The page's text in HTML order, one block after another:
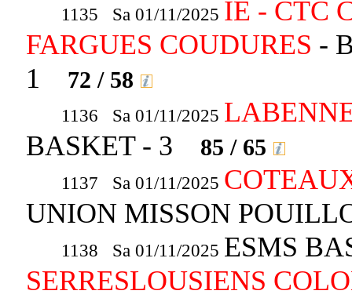
1135 Sa 01/11/2025 IE - CTC
FARGUES COUDURES -
1
72 / 58
1136 Sa 01/11/2025
BASKET - 3
85 / 65
1137 Sa 01/11/2025
UNION MISSON
1138 Sa 01/11/2025 ESMS
SERRESLOUSIENS